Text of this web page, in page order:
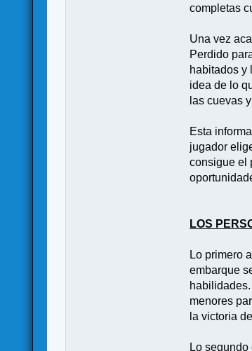
completas
Una vez
Perdido
habitados y
idea de lo
las cuevas
Esta
jugador
consigue el
LOS
Lo primero
embarque
menores
la victoria
Lo